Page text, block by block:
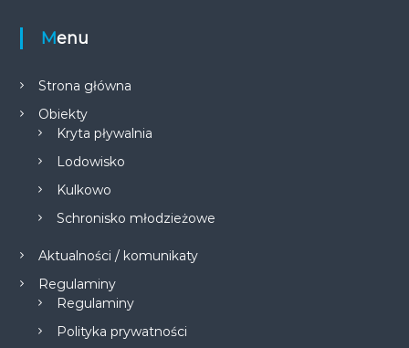
Menu
Strona główna
Obiekty
Kryta pływalnia
Lodowisko
Kulkowo
Schronisko młodzieżowe
Aktualności / komunikaty
Regulaminy
Regulaminy
Polityka prywatności